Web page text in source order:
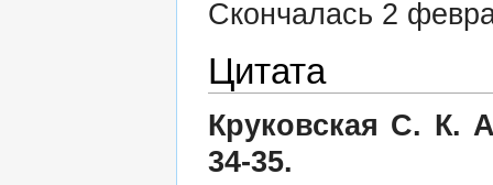
Скончалась 2
Цитата
Круковская С. К.
34-35.